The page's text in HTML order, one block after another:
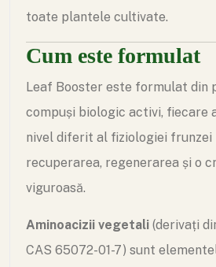
toate plantele cultivate.
Cum este formulat
Leaf Booster este formulat din
compuși biologic activi, fiecare
nivel diferit al fiziologiei frunzei
recuperarea, regenerarea și o
viguroasă.
Aminoacizii vegetali (derivați
CAS 65072-01-7) sunt